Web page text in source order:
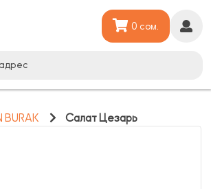
0 сом.
BURAK Салат Цезарь